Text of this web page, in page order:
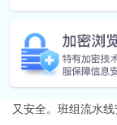
叠式龙门、盾构机
品。班组龙门焊自
缝焊接时间节省三
装板条，杜绝焊缝
又安全。班组流水